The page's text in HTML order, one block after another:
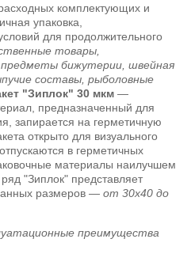
комплектующих и
упаковка,
для продолжительного
товары,
предметы бижутерии, швейная
составы, рыболовные
"Зиплок" 30 мкм —
предназначенный для
запирается на герметичную
открыто для визуального
отпускаются в герметичных
материалы наилучшем
"Зиплок" представляет
размеров —от 30x40 до
преимущества